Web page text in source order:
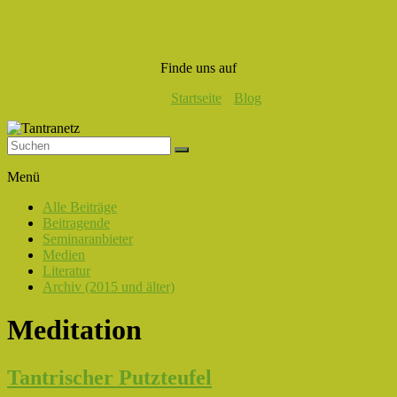
Finde uns auf
Startseite
Blog
Liebe,
Eros
Tantra
Menü
Alle Beiträge
Beitragende
Seminaranbieter
Medien
Literatur
Archiv (2015 und älter)
Meditation
Tantrischer Putzteufel